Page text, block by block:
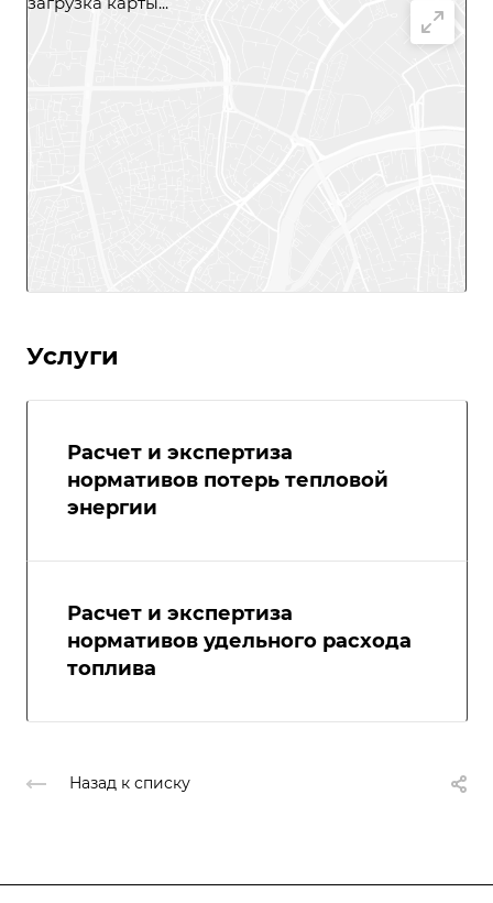
Услуги
Расчет и экспертиза
нормативов потерь тепловой
энергии
Расчет и экспертиза
нормативов удельного расхода
топлива
Назад к списку